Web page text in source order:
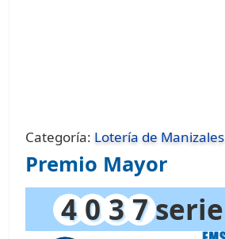
Categoría: Lotería de Manizales
Premio Mayor
4 0 3 7serie